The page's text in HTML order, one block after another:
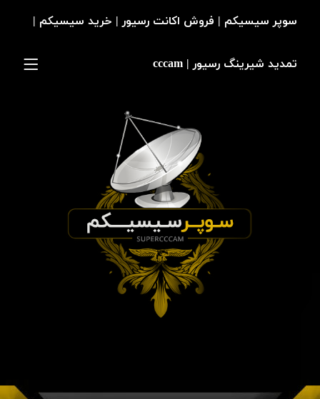
سوپر سیسیکم | فروش اکانت رسیور | خرید سیسیکم |
تمدید شیرینگ رسیور | cccam